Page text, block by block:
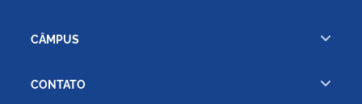
CÂMPUS
CONTATO